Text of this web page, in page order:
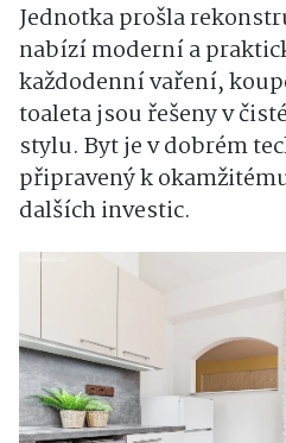
Jednotka prošla
nabízí moderní a
každodenní vaření,
toaleta jsou řešeny v
stylu. Byt je v dobrém
připravený k
dalších investic.